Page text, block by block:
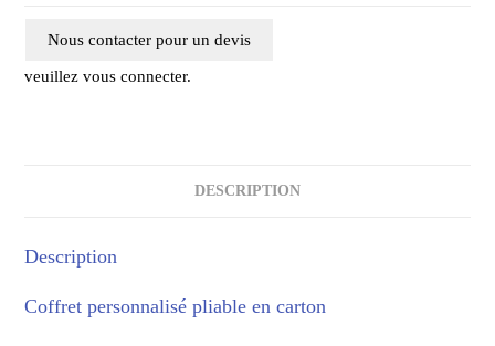
Nous contacter pour un devis
veuillez vous connecter.
DESCRIPTION
Description
Coffret personnalisé pliable en carton